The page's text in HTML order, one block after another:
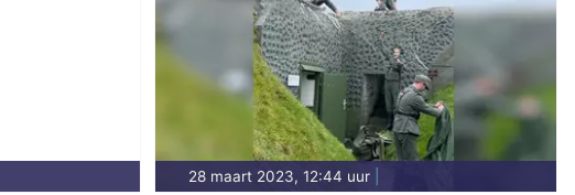
28 maart 2023, 12:44 uur|